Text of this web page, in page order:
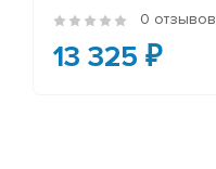
0 отзывов
13 325 ₽